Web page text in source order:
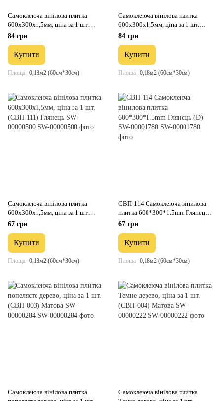
Самоклеюча вінілова плитка
600х300х1,5мм, ціна за 1 шт.
(СВП-117) Глянець SW-00000506
84 грн
Купити
Площа 0,18м2 (60см*30см)
Самоклеюча вінілова плитка
600х300х1,5мм, ціна за 1 шт.
(СВП-112) Глянець SW-00000501
84 грн
Купити
Площа 0,18м2 (60см*30см)
Самоклеюча вінілова плитка
600х300х1,5мм, ціна за 1 шт.
(СВП-111) Глянець SW-00000500
67 грн
Купити
Площа 0,18м2 (60см*30см)
СВП-114 Самоклеюча вінилова
плитка 600*300*1.5mm Глянець
(D) SW-00001780
67 грн
Купити
Площа 0,18м2 (60см*30см)
Самоклеюча вінілова плитка
Самоклеюча вінілова плитка